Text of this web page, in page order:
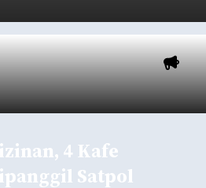
4 Kafe
Satpol